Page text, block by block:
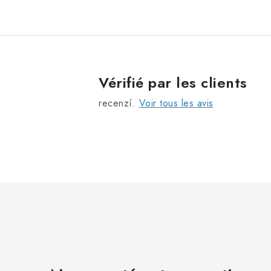
Vérifié par les clients
recenzí. Voir tous les avis